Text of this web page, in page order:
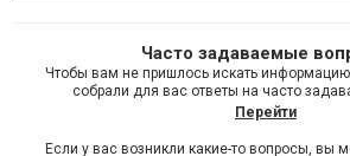
Часто задаваемые
Чтобы вам не пришлось искать
собрали для вас ответы на часто
Перейти
Если у вас возникли какие-то вопросы, вы